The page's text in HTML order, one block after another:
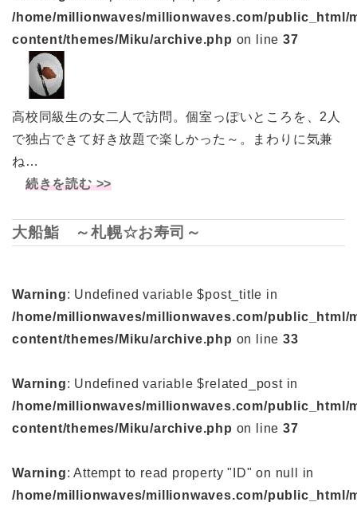
/home/millionwaves/millionwaves.com/public_html/
content/themes/Miku/archive.php on line37
高校同級生の女二人で訪問。個室っぽいところを、2人
で独占できて好き放題で楽しかった～。まわりに気兼
ね…
続きを読む >>
大船鮨 ～札幌☆お寿司～
Warning: Undefined variable $post_title in
/home/millionwaves/millionwaves.com/public_html/
content/themes/Miku/archive.php on line33
Warning: Undefined variable $related_post in
/home/millionwaves/millionwaves.com/public_html/
content/themes/Miku/archive.php on line37
Warning: Attempt to read property "ID" on null in
/home/millionwaves/millionwaves.com/public_html/